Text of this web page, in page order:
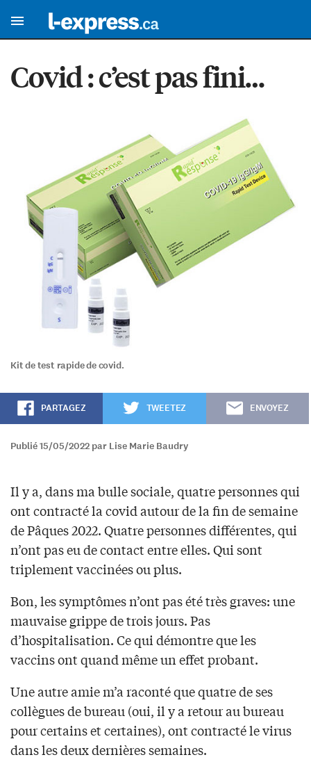
Covid : c’est pas fini…
Kit de test rapide de covid.
PARTAGEZ TWEETEZ ENVOYEZ
Publié 15/05/2022 par Lise Marie Baudry
Il y a, dans ma bulle sociale, quatre personnes qui
ont contracté la covid autour de la fin de semaine
de Pâques 2022. Quatre personnes différentes, qui
n’ont pas eu de contact entre elles. Qui sont
triplement vaccinées ou plus.
Bon, les symptômes n’ont pas été très graves: une
mauvaise grippe de trois jours. Pas
d’hospitalisation. Ce qui démontre que les
vaccins ont quand même un effet probant.
Une autre amie m’a raconté que quatre de ses
collègues de bureau (oui, il y a retour au bureau
pour certains et certaines), ont contracté le virus
dans les deux dernières semaines.